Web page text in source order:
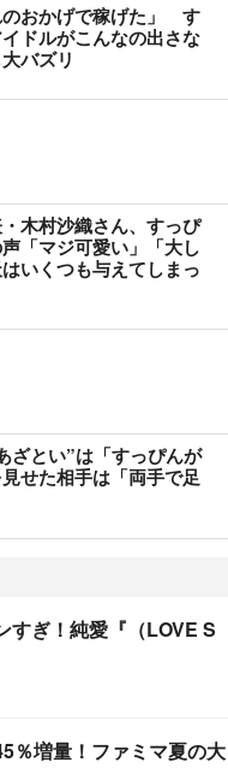
のおかげで稼げた」 す
ドルがこんなの出さな
バズリ
木村沙織さん、すっぴ
「マジ可愛い」「大し
いくつも与えてしまっ
ざとい”は「すっぴんが
せた相手は「両手で足
すぎ！純愛『（LOVE S
％増量！ファミマ夏の大